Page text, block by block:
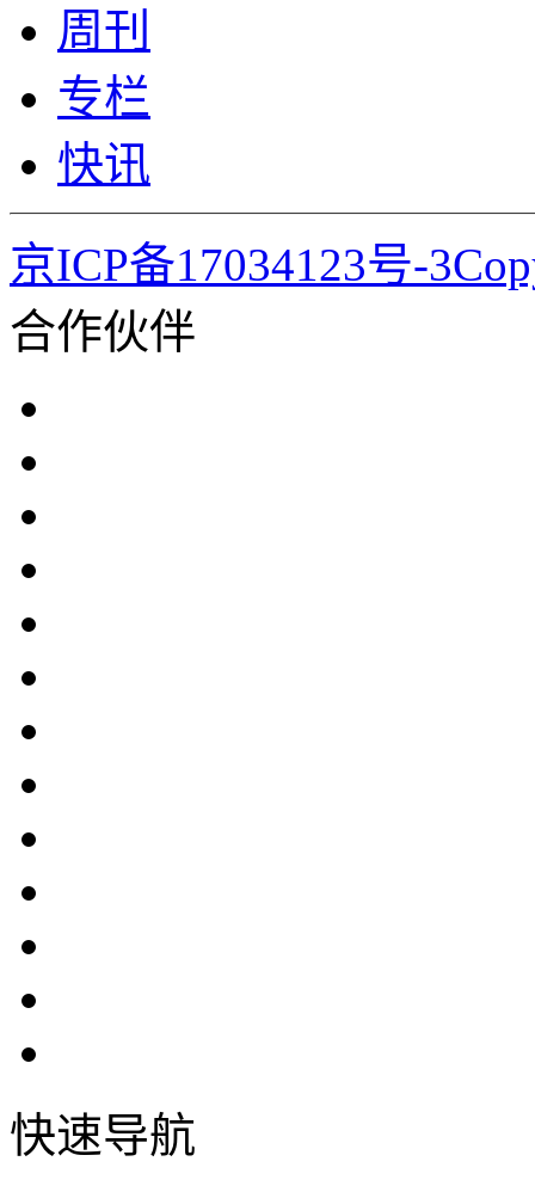
周刊
专栏
快讯
京ICP备17034123号-
合作伙伴
快速导航